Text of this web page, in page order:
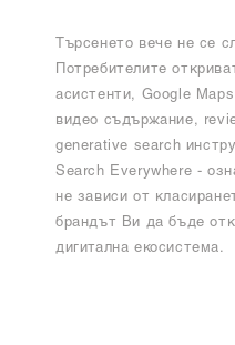
Търсенето вече не се
Потребителите
асистенти, Google
видео съдържание,
generative search
Search Everywhere -
не зависи от
брандът Ви да бъде
дигитална екосистема.